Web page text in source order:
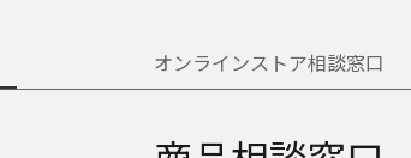
オンラインストア相談窓口